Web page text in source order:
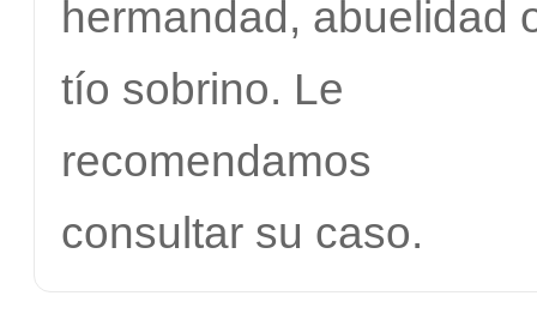
hermandad, abuelidad
tío sobrino. Le
recomendamos
consultar su caso.